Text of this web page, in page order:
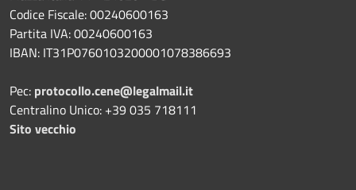
Codice Fiscale: 00240600163
Partita IVA: 00240600163
IBAN: IT31P0760103200001078386693
Pec: protocollo.cene@legalmail.it
Centralino Unico: +39 035 718111
Sito vecchio